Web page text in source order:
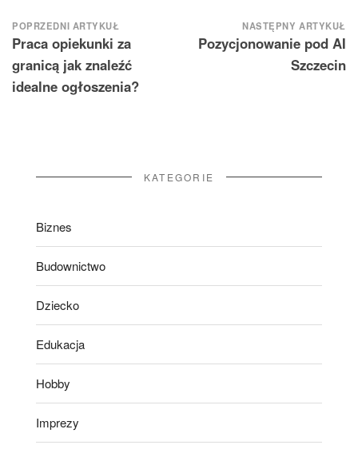
Nawigacja
wpisu
POPRZEDNI ARTYKUŁ
Praca opiekunki za
granicą jak znaleźć
idealne ogłoszenia?
NASTĘPNY ARTYKUŁ
Pozycjonowanie pod AI
Szczecin
KATEGORIE
Biznes
Budownictwo
Dziecko
Edukacja
Hobby
Imprezy